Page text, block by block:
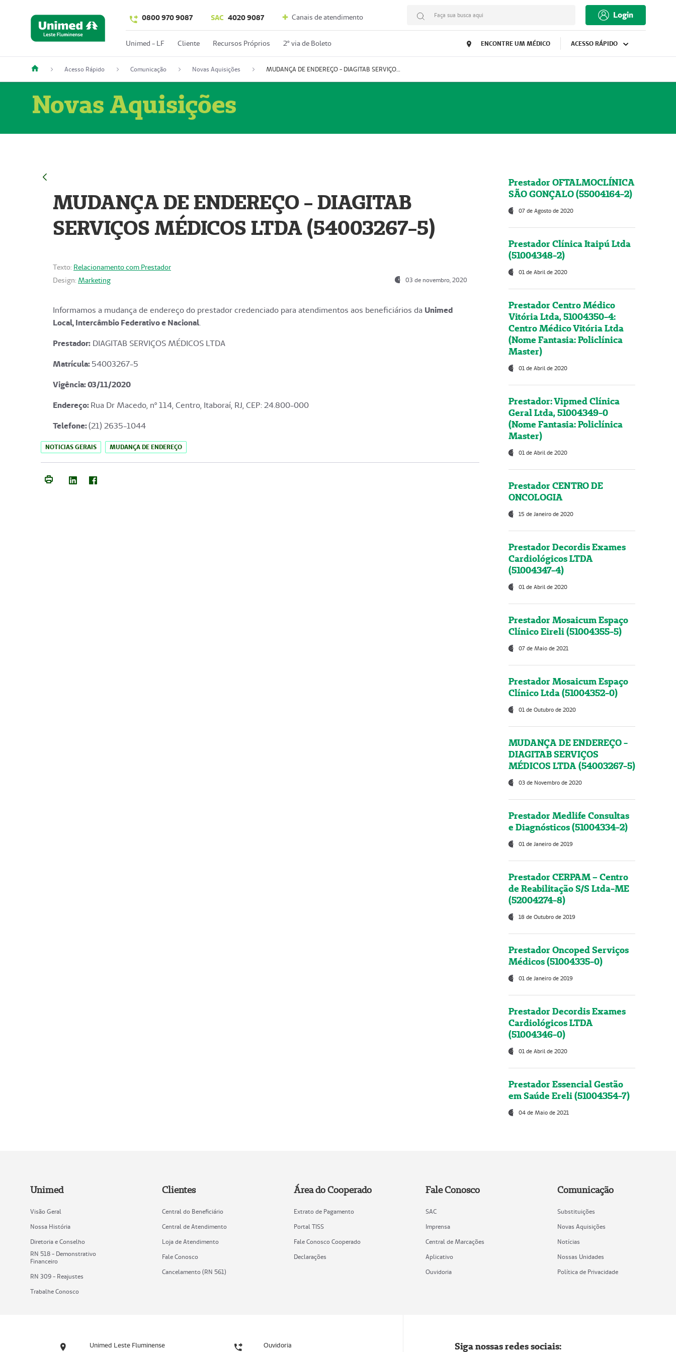
0800 970 9087 SAC 4020 9087 Canais de atendimento Faça sua busca aqui Login
Unimed - LF Cliente Recursos Próprios 2º via de Boleto ENCONTRE UM MÉDICO ACESSO RÁPIDO
Acesso Rápido Comunicação Novas Aquisições MUDANÇA DE ENDEREÇO - DIAGITAB SERVIÇOS MÉDICOS LTDA (54003267-5)
Novas Aquisições
MUDANÇA DE ENDEREÇO - DIAGITAB
SERVIÇOS MÉDICOS LTDA (54003267-5)
Texto: Relacionamento com Prestador
Design: Marketing 03 de novembro, 2020
Informamos a mudança de endereço do prestador credenciado para atendimentos aos beneficiários da Unimed
Local, Intercâmbio Federativo e Nacional.
Prestador: DIAGITAB SERVIÇOS MÉDICOS LTDA
Matrícula:54003267-5
Vigência: 03/11/2020
Endereço:Rua Dr Macedo, nº 114, Centro, Itaboraí, RJ, CEP: 24.800-000
Telefone:(21) 2635-1044
NOTICIAS GERAIS MUDANÇA DE ENDEREÇO
Prestador OFTALMOCLÍNICA
SÃO GONÇALO (55004164-2)
07 de Agosto de 2020
Prestador Clínica Itaipú Ltda
(51004348-2)
01 de Abril de 2020
Prestador Centro Médico
Vitória Ltda, 51004350-4:
Centro Médico Vitória Ltda
(Nome Fantasia: Policlínica
Master)
01 de Abril de 2020
Prestador: Vipmed Clínica
Geral Ltda, 51004349-0
(Nome Fantasia: Policlínica
Master)
01 de Abril de 2020
Prestador CENTRO DE
ONCOLOGIA
15 de Janeiro de 2020
Prestador Decordis Exames
Cardiológicos LTDA
(51004347-4)
01 de Abril de 2020
Prestador Mosaicum Espaço
Clínico Eireli (51004355-5)
07 de Maio de 2021
Prestador Mosaicum Espaço
Clínico Ltda (51004352-0)
01 de Outubro de 2020
MUDANÇA DE ENDEREÇO -
DIAGITAB SERVIÇOS
MÉDICOS LTDA (54003267-5)
03 de Novembro de 2020
Prestador Medlife Consultas
e Diagnósticos (51004334-2)
01 de Janeiro de 2019
Prestador CERPAM – Centro
de Reabilitação S/S Ltda-ME
(52004274-8)
18 de Outubro de 2019
Prestador Oncoped Serviços
Médicos (51004335-0)
01 de Janeiro de 2019
Prestador Decordis Exames
Cardiológicos LTDA
(51004346-0)
01 de Abril de 2020
Prestador Essencial Gestão
em Saúde Ereli (51004354-7)
04 de Maio de 2021
Unimed
Visão Geral
Nossa História
Diretoria e Conselho
RN 518 - Demonstrativo
Financeiro
RN 309 - Reajustes
Trabalhe Conosco
Clientes
Central do Beneficiário
Central de Atendimento
Loja de Atendimento
Fale Conosco
Cancelamento (RN 561)
Área do Cooperado
Extrato de Pagamento
Portal TISS
Fale Conosco Cooperado
Declarações
Fale Conosco
SAC
Imprensa
Central de Marcações
Aplicativo
Ouvidoria
Comunicação
Substituições
Novas Aquisições
Notícias
Nossas Unidades
Política de Privacidade
Unimed Leste Fluminense Ouvidoria Siga nossas redes sociais: